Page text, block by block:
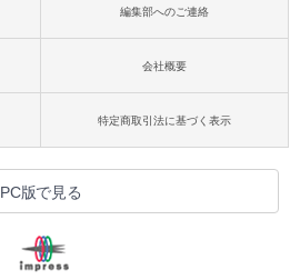
編集部へのご連絡
会社概要
特定商取引法に基づく表示
PC版で見る